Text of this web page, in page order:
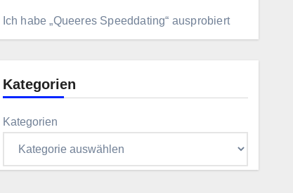
Ich habe „Queeres Speeddating“ ausprobiert
Kategorien
Kategorien